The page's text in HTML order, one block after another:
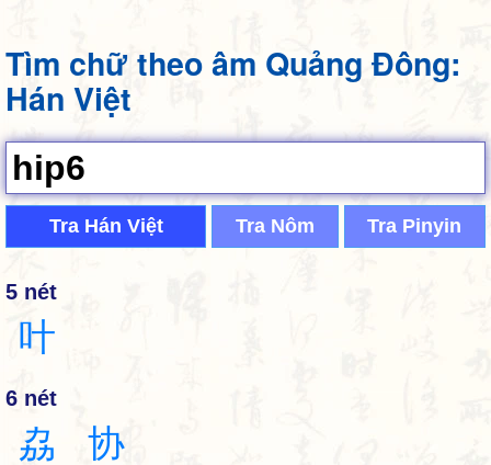
Tìm chữ theo âm Quảng Đông:
Hán Việt
Tra Hán Việt Tra Nôm Tra Pinyin
5 nét
叶
6 nét
劦 协